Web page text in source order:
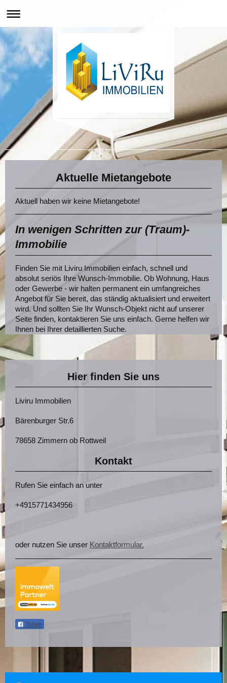
LiViRu Immobilien
Aktuelle Mietangebote
Aktuell haben wir keine Mietangebote!
In wenigen Schritten zur (Traum)-
Immobilie
Finden Sie mit Liviru Immobilien einfach, schnell und
absolut seriös Ihre Wunsch-Immobilie. Ob Wohnung, Haus
oder Gewerbe - wir halten permanent ein umfangreiches
Angebot für Sie bereit, das ständig aktualisiert und erweitert
wird. Und sollten Sie Ihr Wunsch-Objekt nicht auf unserer
Seite finden, kontaktieren Sie uns einfach. Gerne helfen wir
Ihnen bei Ihrer detaillierten Suche.
Hier finden Sie uns
Liviru Immobilien
Bärenburger Str.6
78658 Zimmern ob Rottweil
Kontakt
Rufen Sie einfach an unter
+4915771434956
oder nutzen Sie unser Kontaktformular.
Teilen